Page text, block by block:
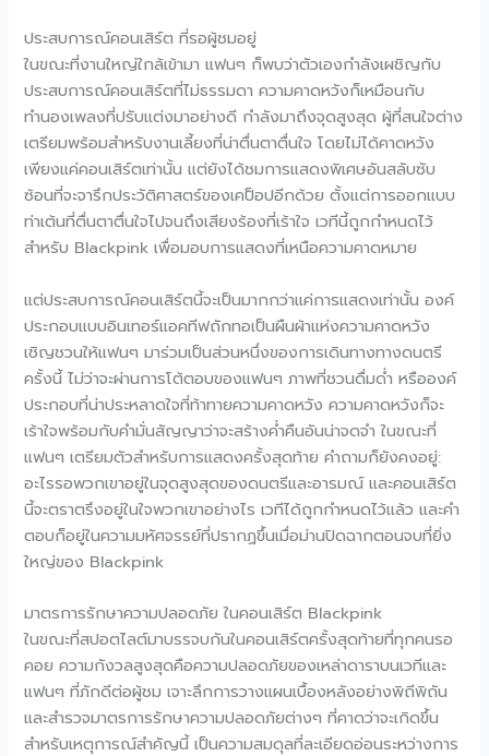
ประสบการณ์คอนเสิร์ต ที่รอผู้ชมอยู่
ในขณะที่งานใหญ่ใกล้เข้ามา แฟนๆ ก็พบว่าตัวเองกำลังเผชิญกับ
ประสบการณ์คอนเสิร์ตที่ไม่ธรรมดา ความคาดหวังก็เหมือนกับ
ทำนองเพลงที่ปรับแต่งมาอย่างดี กำลังมาถึงจุดสูงสุด ผู้ที่สนใจต่าง
เตรียมพร้อมสำหรับงานเลี้ยงที่น่าตื่นตาตื่นใจ โดยไม่ได้คาดหวัง
เพียงแค่คอนเสิร์ตเท่านั้น แต่ยังได้ชมการแสดงพิเศษอันสลับซับ
ซ้อนที่จะจารึกประวัติศาสตร์ของเคป็อปอีกด้วย ตั้งแต่การออกแบบ
ท่าเต้นที่ตื่นตาตื่นใจไปจนถึงเสียงร้องที่เร้าใจ เวทีนี้ถูกกำหนดไว้
สำหรับ Blackpink เพื่อมอบการแสดงที่เหนือความคาดหมาย
แต่ประสบการณ์คอนเสิร์ตนี้จะเป็นมากกว่าแค่การแสดงเท่านั้น องค์
ประกอบแบบอินเทอร์แอคทีฟถักทอเป็นผืนผ้าแห่งความคาดหวัง
เชิญชวนให้แฟนๆ มาร่วมเป็นส่วนหนึ่งของการเดินทางทางดนตรี
ครั้งนี้ ไม่ว่าจะผ่านการโต้ตอบของแฟนๆ ภาพที่ชวนดื่มด่ำ หรือองค์
ประกอบที่น่าประหลาดใจที่ท้าทายความคาดหวัง ความคาดหวังก็จะ
เร้าใจพร้อมกับคำมั่นสัญญาว่าจะสร้างค่ำคืนอันน่าจดจำ ในขณะที่
แฟนๆ เตรียมตัวสำหรับการแสดงครั้งสุดท้าย คำถามก็ยังคงอยู่:
อะไรรอพวกเขาอยู่ในจุดสูงสุดของดนตรีและอารมณ์ และคอนเสิร์ต
นี้จะตราตรึงอยู่ในใจพวกเขาอย่างไร เวทีได้ถูกกำหนดไว้แล้ว และคำ
ตอบก็อยู่ในความมหัศจรรย์ที่ปรากฏขึ้นเมื่อม่านปิดฉากตอนจบที่ยิ่ง
ใหญ่ของ Blackpink
มาตรการรักษาความปลอดภัย ในคอนเสิร์ต Blackpink
ในขณะที่สปอตไลต์มาบรรจบกันในคอนเสิร์ตครั้งสุดท้ายที่ทุกคนรอ
คอย ความกังวลสูงสุดคือความปลอดภัยของเหล่าดาราบนเวทีและ
แฟนๆ ที่ภักดีต่อผู้ชม เจาะลึกการวางแผนเบื้องหลังอย่างพิถีพิถัน
และสำรวจมาตรการรักษาความปลอดภัยต่างๆ ที่คาดว่าจะเกิดขึ้น
สำหรับเหตุการณ์สำคัญนี้ เป็นความสมดุลที่ละเอียดอ่อนระหว่างการ